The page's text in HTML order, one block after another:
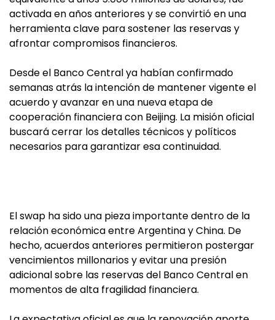
activada en años anteriores y se convirtió en una
herramienta clave para sostener las reservas y
afrontar compromisos financieros.
Desde el Banco Central ya habían confirmado
semanas atrás la intención de mantener vigente el
acuerdo y avanzar en una nueva etapa de
cooperación financiera con Beijing. La misión oficial
buscará cerrar los detalles técnicos y políticos
necesarios para garantizar esa continuidad.
El swap ha sido una pieza importante dentro de la
relación económica entre Argentina y China. De
hecho, acuerdos anteriores permitieron postergar
vencimientos millonarios y evitar una presión
adicional sobre las reservas del Banco Central en
momentos de alta fragilidad financiera.